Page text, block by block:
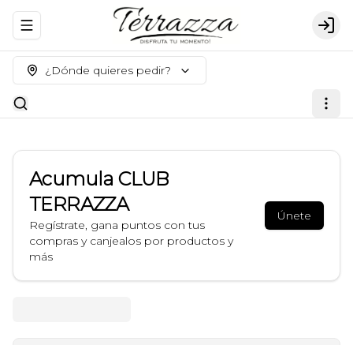
Abrir menu de navegación
¿Dónde quieres pedir?
Acumula CLUB
TERRAZZA
Regístrate, gana puntos con tus
compras y canjealos por productos y
más
Únete